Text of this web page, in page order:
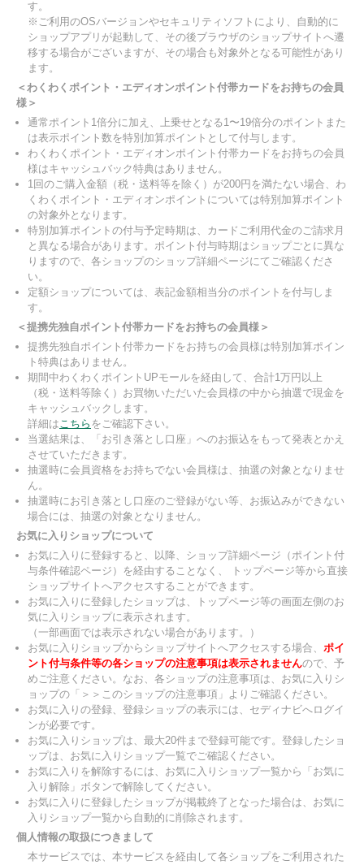
す。
※ご利用のOSバージョンやセキュリティソフトにより、自動的に
ショップアプリが起動して、その後ブラウザのショップサイトへ遷
移する場合がございますが、その場合も対象外となる可能性があり
ます。
＜わくわくポイント・エディオンポイント付帯カードをお持ちの会員
様＞
通常ポイント1倍分に加え、上乗せとなる1〜19倍分のポイントまた
は表示ポイント数を特別加算ポイントとして付与します。
わくわくポイント・エディオンポイント付帯カードをお持ちの会員
様はキャッシュバック特典はありません。
1回のご購入金額（税・送料等を除く）が200円を満たない場合、わ
くわくポイント・エディオンポイントについては特別加算ポイント
の対象外となります。
特別加算ポイントの付与予定時期は、カードご利用代金のご請求月
と異なる場合があります。ポイント付与時期はショップごとに異な
りますので、各ショップのショップ詳細ページにてご確認くださ
い。
定額ショップについては、表記金額相当分のポイントを付与しま
す。
＜提携先独自ポイント付帯カードをお持ちの会員様＞
提携先独自ポイント付帯カードをお持ちの会員様は特別加算ポイン
ト特典はありません。
期間中わくわくポイントUPモールを経由して、合計1万円以上
（税・送料等除く）お買物いただいた会員様の中から抽選で現金を
キャッシュバックします。
詳細はこちら をご確認下さい。
当選結果は、「お引き落とし口座」へのお振込をもって発表とかえ
させていただきます。
抽選時に会員資格をお持ちでない会員様は、抽選の対象となりませ
ん。
抽選時にお引き落とし口座のご登録がない等、お振込みができない
場合には、抽選の対象となりません。
お気に入りショップについて
お気に入りに登録すると、以降、ショップ詳細ページ（ポイント付
与条件確認ページ）を経由することなく、 トップページ等から直接
ショップサイトへアクセスすることができます。
お気に入りに登録したショップは、トップページ等の画面左側のお
気に入りショップに表示されます。
（一部画面では表示されない場合があります。）
お気に入りショップからショップサイトへアクセスする場合、 ポイ
ント付与条件等の各ショップの注意事項は表示されませんので、予
めご注意ください。なお、各ショップの注意事項は、お気に入りシ
ョップの「＞＞このショップの注意事項」よりご確認ください。
お気に入りの登録、登録ショップの表示には、セディナビへログイ
ンが必要です。
お気に入りショップは、最大20件まで登録可能です。登録したショ
ップは、お気に入りショップ一覧でご確認ください。
お気に入りを解除するには、お気に入りショップ一覧から「お気に
入り解除」ボタンで解除してください。
お気に入りに登録したショップが掲載終了となった場合は、お気に
入りショップ一覧から自動的に削除されます。
個人情報の取扱につきまして
本サービスでは、本サービスを経由して各ショップをご利用された